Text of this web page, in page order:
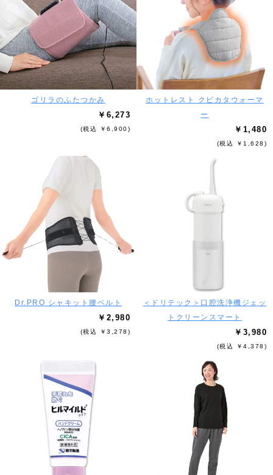
ゴリラのふたつかみ
￥6,273
(税込 ￥6,900)
ホットレスト クビカタウォーマ
ー
￥1,480
(税込 ￥1,628)
Dr.PRO シャキット腰ベルト
￥2,980
(税込 ￥3,278)
＜ドリテック＞口腔洗浄機ジェッ
トクリーンスマート
￥3,980
(税込 ￥4,378)